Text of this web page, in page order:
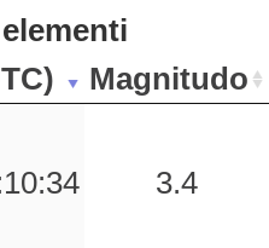
ORS
53
PTZ
43
Magnitudo
3.4